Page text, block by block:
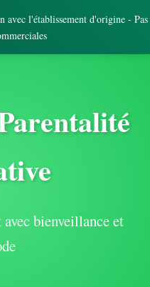
l'établissement d'origine - Pas
bienveillance et